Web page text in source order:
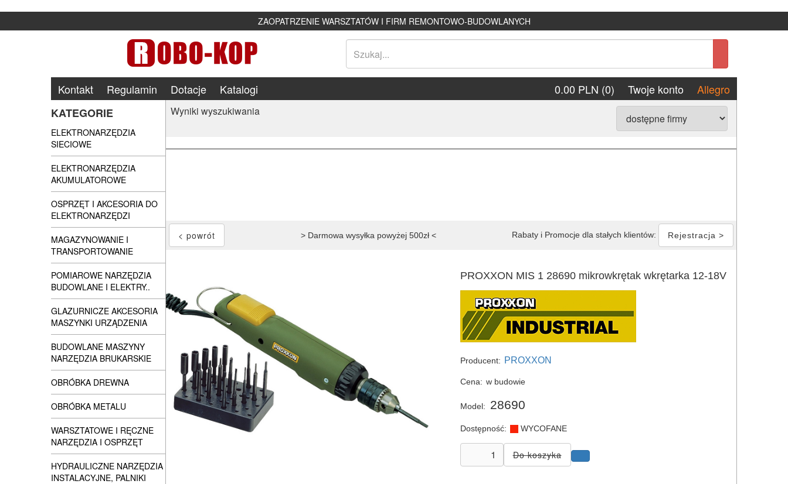
ZAOPATRZENIE WARSZTATÓW I FIRM REMONTOWO-BUDOWLANYCH
Kontakt Regulamin Dotacje Katalogi 0.00 PLN (0) Twoje konto
Allegro
KATEGORIE
ELEKTRONARZĘDZIA
SIECIOWE
ELEKTRONARZĘDZIA
AKUMULATOROWE
OSPRZĘT I AKCESORIA DO
ELEKTRONARZĘDZI
MAGAZYNOWANIE I
TRANSPORTOWANIE
POMIAROWE NARZĘDZIA
BUDOWLANE I ELEKTRY..
GLAZURNICZE AKCESORIA
MASZYNKI URZĄDZENIA
BUDOWLANE MASZYNY
NARZĘDZIA BRUKARSKIE
OBRÓBKA DREWNA
OBRÓBKA METALU
WARSZTATOWE I RĘCZNE
NARZĘDZIA I OSPRZĘT
HYDRAULICZNE NARZĘDZIA
INSTALACYJNE, PALNIKI
Wyniki wyszukiwania
> Darmowa wysyłka powyżej 500zł < Rabaty i Promocje dla stałych klientów: Rejestracja >
PROXXON MIS 1 28690 mikrowkrętak wkrętarka 12-18V
Producent: PROXXON
Cena: w budowie
Model: 28690
Dostępność: WYCOFANE